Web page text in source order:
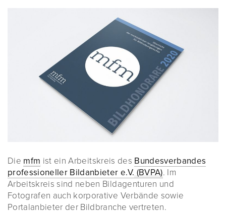
Die mfm ist ein Arbeitskreis des Bundesverbandes
professioneller Bildanbieter e.V. (BVPA). Im
Arbeitskreis sind neben Bildagenturen und
Fotografen auch korporative Verbände sowie
Portalanbieter der Bildbranche vertreten.